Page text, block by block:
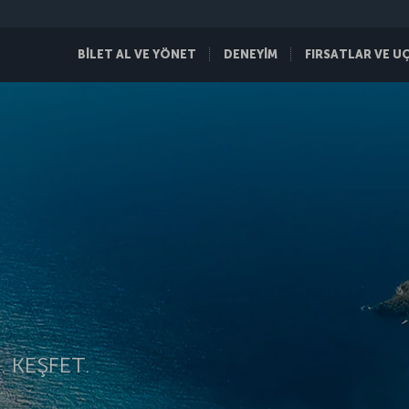
BİLET AL VE YÖNET DENEYİM FIRSATLAR VE